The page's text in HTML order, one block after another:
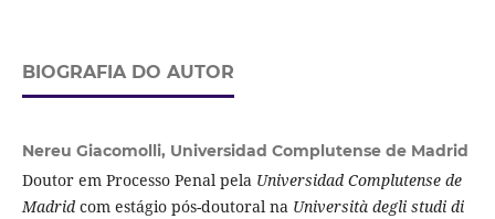
BIOGRAFIA DO AUTOR
Nereu Giacomolli, Universidad Complutense de Madrid
Doutor em Processo Penal pela Universidad Complutense de
Madridcom estágio pós-doutoral na Università degli studi di